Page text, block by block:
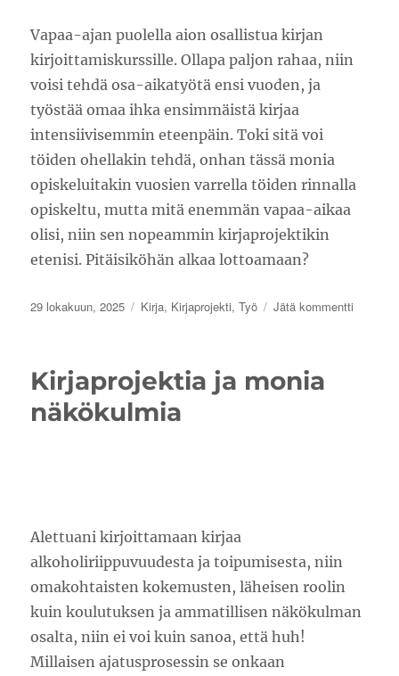
Vapaa-ajan puolella aion osallistua kirjan
kirjoittamiskurssille. Ollapa paljon rahaa, niin
voisi tehdä osa-aikatyötä ensi vuoden, ja
työstää omaa ihka ensimmäistä kirjaa
intensiivisemmin eteenpäin. Toki sitä voi
töiden ohellakin tehdä, onhan tässä monia
opiskeluitakin vuosien varrella töiden rinnalla
opiskeltu, mutta mitä enemmän vapaa-aikaa
olisi, niin sen nopeammin kirjaprojektikin
etenisi. Pitäisiköhän alkaa lottoamaan?
Julkaistu
29 lokakuun, 2025 Kategoriat
Kirja, Kirjaprojekti,Työ Jätä kommentti
Kirjaprojektia ja monia
näkökulmia
Alettuani kirjoittamaan kirjaa
alkoholiriippuvuudesta ja toipumisesta, niin
omakohtaisten kokemusten, läheisen roolin
kuin koulutuksen ja ammatillisen näkökulman
osalta, niin ei voi kuin sanoa, että huh!
Millaisen ajatusprosessin se onkaan